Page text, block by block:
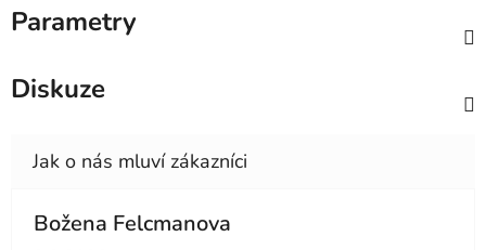
Parametry
Diskuze
Božena Felcmanova